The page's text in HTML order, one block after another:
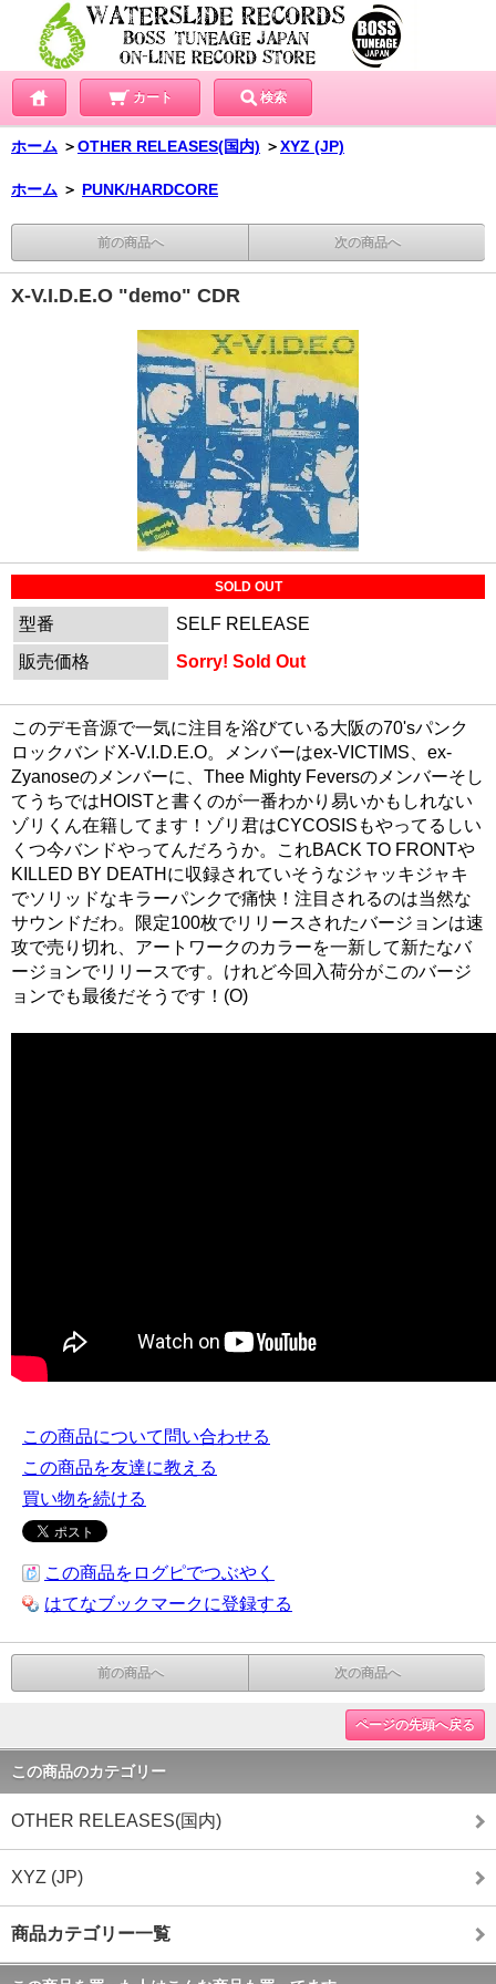
カート 検索
ホーム ＞OTHER RELEASES(国内) ＞XYZ (JP)
ホーム ＞ PUNK/HARDCORE
前の商品へ 次の商品へ
X-V.I.D.E.O "demo" CDR
SOLD OUT
型番
SELF RELEASE
販売価格
Sorry! Sold Out
このデモ音源で一気に注目を浴びている大阪の70'sパンク
ロックバンドX-V.I.D.E.O。メンバーはex-VICTIMS、ex-
Zyanoseのメンバーに、Thee Mighty Feversのメンバーそし
てうちではHOISTと書くのが一番わかり易いかもしれない
ゾリくん在籍してます！ゾリ君はCYCOSISもやってるしい
くつ今バンドやってんだろうか。これBACK TO FRONTや
KILLED BY DEATHに収録されていそうなジャッキジャキ
でソリッドなキラーパンクで痛快！注目されるのは当然な
サウンドだわ。限定100枚でリリースされたバージョンは速
攻で売り切れ、アートワークのカラーを一新して新たなバ
ージョンでリリースです。けれど今回入荷分がこのバージ
ョンでも最後だそうです！(O)
この商品について問い合わせる
この商品を友達に教える
買い物を続ける
この商品をログピでつぶやく
はてなブックマークに登録する
前の商品へ 次の商品へ
ページの先頭へ戻る
この商品のカテゴリー
OTHER RELEASES(国内)
XYZ (JP)
商品カテゴリー一覧